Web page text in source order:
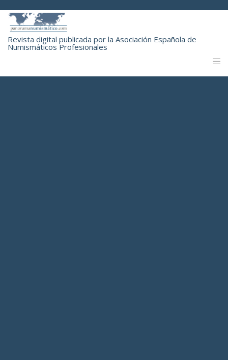
Revista digital publicada por la Asociación Española de
Numismáticos Profesionales